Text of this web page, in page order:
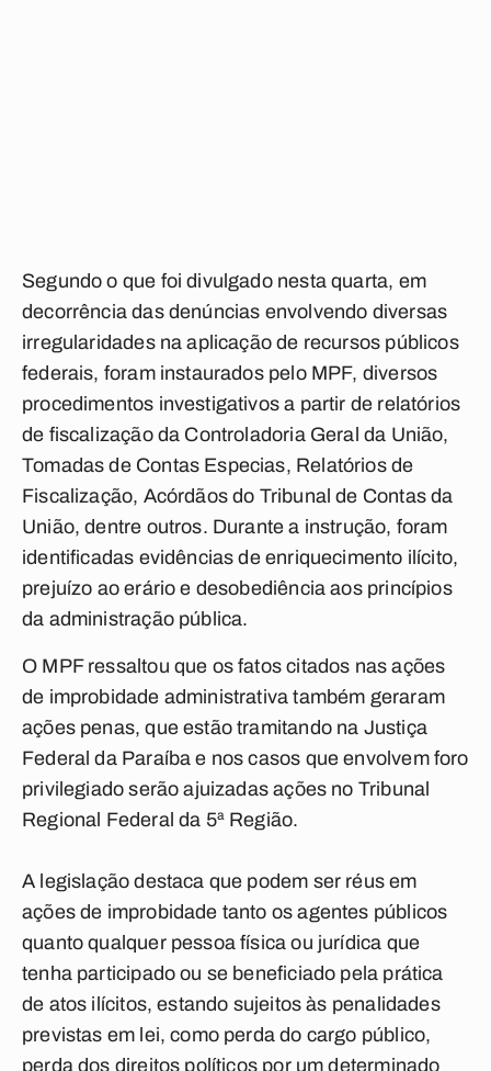
Segundo o que foi divulgado nesta quarta, em
decorrência das denúncias envolvendo diversas
irregularidades na aplicação de recursos públicos
federais, foram instaurados pelo MPF, diversos
procedimentos investigativos a partir de relatórios
de fiscalização da Controladoria Geral da União,
Tomadas de Contas Especias, Relatórios de
Fiscalização, Acórdãos do Tribunal de Contas da
União, dentre outros. Durante a instrução, foram
identificadas evidências de enriquecimento ilícito,
prejuízo ao erário e desobediência aos princípios
da administração pública.
O MPF ressaltou que os fatos citados nas ações
de improbidade administrativa também geraram
ações penas, que estão tramitando na Justiça
Federal da Paraíba e nos casos que envolvem foro
privilegiado serão ajuizadas ações no Tribunal
Regional Federal da 5ª Região.
A legislação destaca que podem ser réus em
ações de improbidade tanto os agentes públicos
quanto qualquer pessoa física ou jurídica que
tenha participado ou se beneficiado pela prática
de atos ilícitos, estando sujeitos às penalidades
previstas em lei, como perda do cargo público,
perda dos direitos políticos por um determinado